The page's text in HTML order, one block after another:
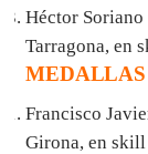
Héctor
Tarragona, en
MEDALLAS
Francisco
Girona, en